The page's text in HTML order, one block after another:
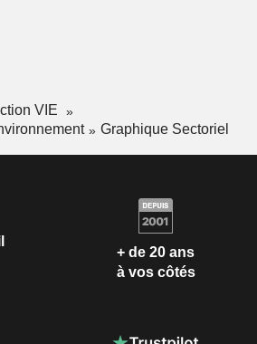
VIE
Graphique Sectoriel
+ de 20 ans
à vos côtés